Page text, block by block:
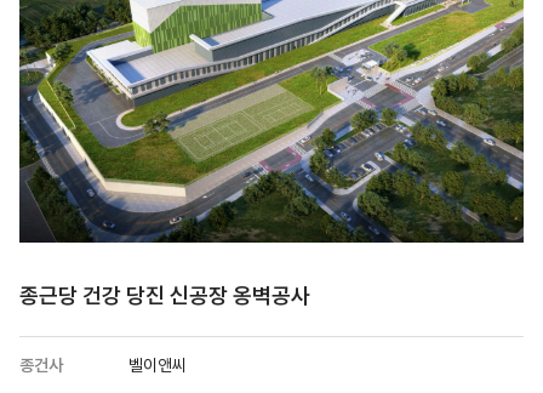
종근당 건강 당진 신공장 옹벽공사
종건사 벨이앤씨